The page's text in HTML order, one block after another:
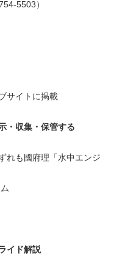
5503）
サイトに掲載
・収集・保管する
れも國府理「水中エンジ
イド解説